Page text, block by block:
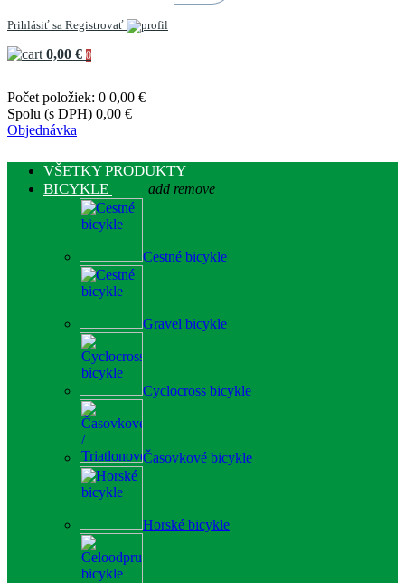
Prihlásiť sa Registrovať
0,00 € 0
Počet položiek: 0 0,00 €
Spolu (s DPH) 0,00 €
Objednávka
VŠETKY PRODUKTY
BICYKLE
add remove
Cestné bicykle
Gravel bicykle
Cyclocross bicykle
Časovkové bicykle
Horské bicykle